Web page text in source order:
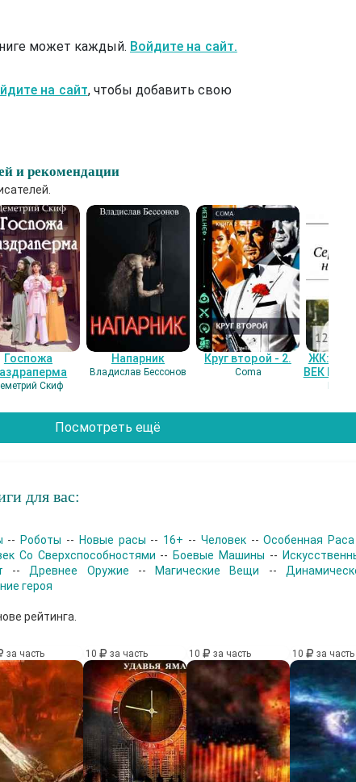
может каждый. Войдите на сайт.
на сайт, чтобы добавить свою
и рекомендации
Госпожа
Скиф
Напарник
Владислав Бессонов
Круг второй - 2.
Coma
ЖК:
ВЕК
Гость-
Посмотреть ещё
для вас:
--Роботы -- Новые расы -- 16+ -- Человек--Особенная Раса
Со Сверхспособностями --Боевые Машины --
-- Древнее Оружие --Магические Вещи --
героя
рейтинга.
за часть 10 за часть 10 за часть 10 за часть